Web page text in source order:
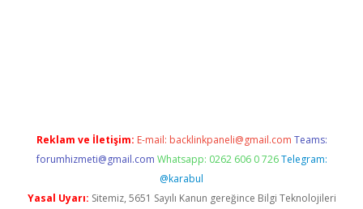
Reklam ve İletişim: E-mail: backlinkpaneli@gmail.com Teams:
forumhizmeti@gmail.com Whatsapp: 0262 606 0 726 Telegram:
@karabul
Yasal Uyarı: Sitemiz, 5651 Sayılı Kanun gereğince Bilgi Teknolojileri